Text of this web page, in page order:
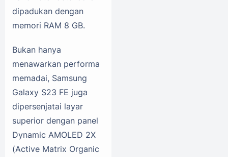
dipadukan dengan
memori RAM 8 GB.
Bukan hanya
menawarkan performa
memadai, Samsung
Galaxy S23 FE juga
dipersenjatai layar
superior dengan panel
Dynamic AMOLED 2X
(Active Matrix Organic